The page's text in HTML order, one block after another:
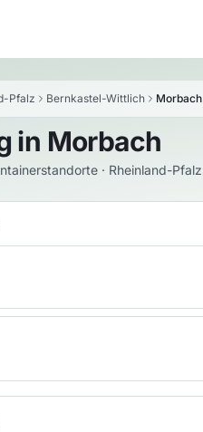
Pfalz Bernkastel-Wittlich Morbach
in Morbach
· Rheinland-Pfalz